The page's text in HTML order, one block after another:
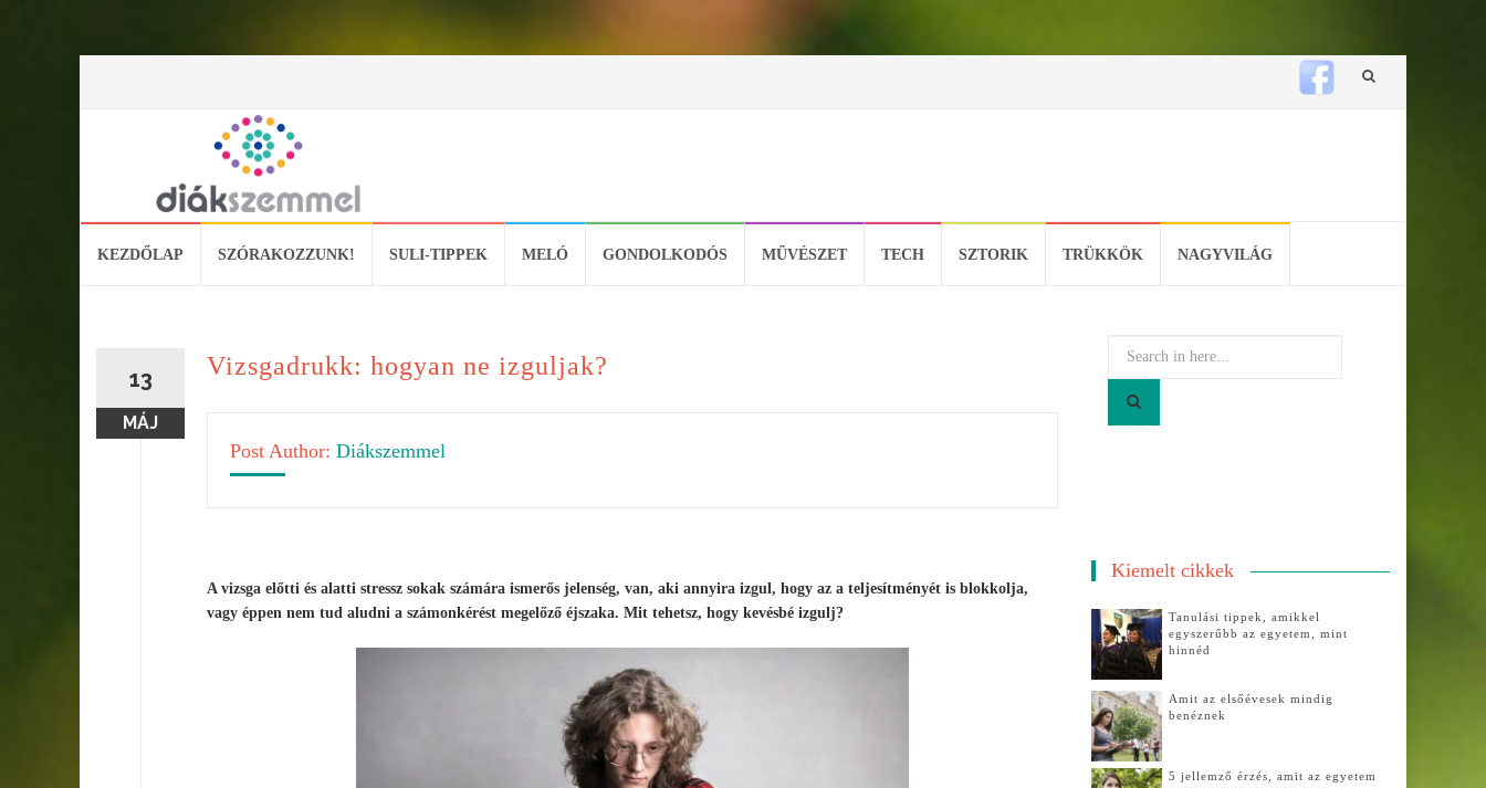
Skip
KEZDŐLAP SZÓRAKOZZUNK! SULI-TIPPEK MELÓ GONDOLKODÓS MŰVÉSZET TECH SZTORIK TRÜKKÖK NAGYVILÁG
13
MÁJ
Vizsgadrukk: hogyan ne izguljak?
Post Author: Diákszemmel
A vizsga előtti és alatti stressz sokak számára ismerős jelenség, van, aki annyira izgul, hogy az a teljesítményét is blokkolja,
vagy éppen nem tud aludni a számonkérést megelőző éjszaka. Mit tehetsz, hogy kevésbé izgulj?
Kiemelt cikkek
Tanulási tippek, amikkel
egyszerűbb az egyetem, mint
hinnéd
Amit az elsőévesek mindig
benéznek
5 jellemző érzés, amit az egyetem